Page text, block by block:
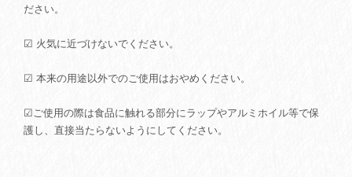
ださい。
☑ 火気に近づけないでください。
☑ 本来の用途以外でのご使用はおやめください。
☑ご使用の際は食品に触れる部分にラップやアルミホイル等で保
護し、直接当たらないようにしてください。